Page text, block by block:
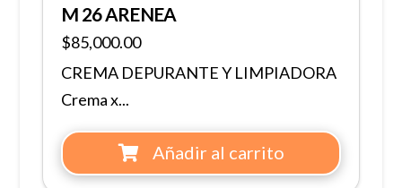
M 26 ARENEA
$85,000.00
CREMA DEPURANTE Y LIMPIADORA
Crema x...
Añadir al carrito